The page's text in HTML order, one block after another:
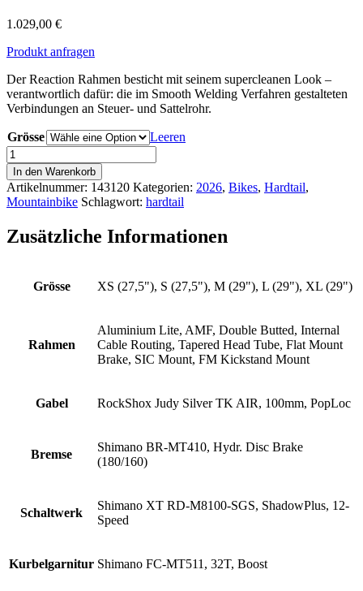
1.029,00 €
Produkt anfragen
Der Reaction Rahmen besticht mit seinem supercleanen Look –
verantwortlich dafür: die im Smooth Welding Verfahren gestalteten
Verbindungen an Steuer- und Sattelrohr.
Grösse
Leeren
CUBE
REACTION
PRO
Menge
In den Warenkorb
Artikelnummer: 143120 Kategorien: 2026, Bikes, Hardtail,
Mountainbike Schlagwort: hardtail
Zusätzliche Informationen
Grösse XS (27,5"), S (27,5"), M (29"), L (29"), XL (29")
Rahmen
Aluminium Lite, AMF, Double Butted, Internal
Cable Routing, Tapered Head Tube, Flat Mount
Brake, SIC Mount, FM Kickstand Mount
Gabel RockShox Judy Silver TK AIR, 100mm, PopLoc
Bremse
Shimano BR-MT410, Hydr. Disc Brake
(180/160)
Schaltwerk
Shimano XT RD-M8100-SGS, ShadowPlus, 12-
Speed
Kurbelgarnitur Shimano FC-MT511, 32T, Boost